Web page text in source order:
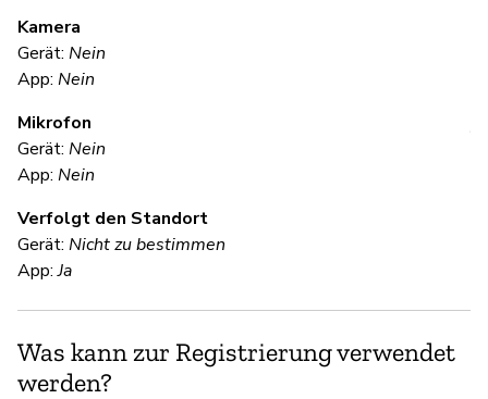
Kamera
Gerät: Nein
App: Nein
Mikrofon
Gerät: Nein
App: Nein
Verfolgt den Standort
Gerät: Nicht zu bestimmen
App:Ja
Was kann zur Registrierung verwendet
werden?